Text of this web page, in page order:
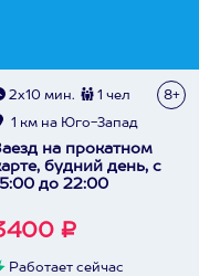
2х10 мин. 1 чел 8+
1 км на Юго-Запад
на прокатном
будний день, с
до 22:00
₽
Работает сейчас